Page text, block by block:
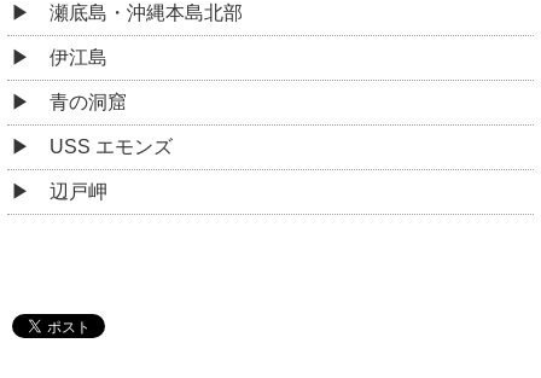
瀬底島・沖縄本島北部
伊江島
青の洞窟
USS エモンズ
辺戸岬